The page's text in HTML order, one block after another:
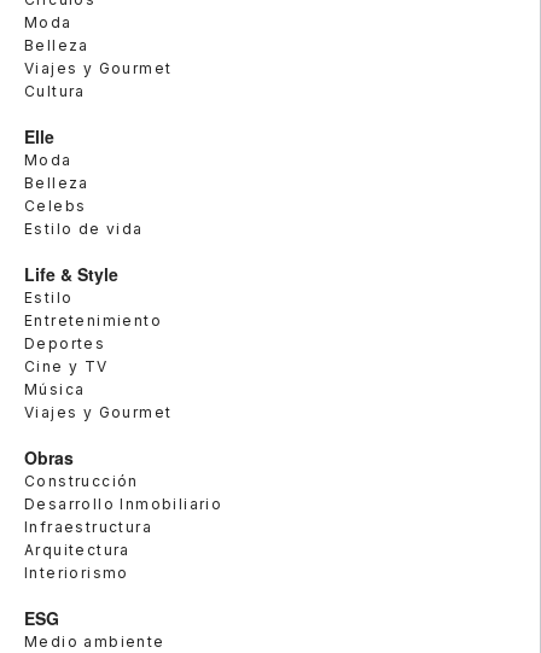
Moda
Belleza
Viajes y Gourmet
Cultura
Elle
Moda
Belleza
Celebs
Estilo de vida
Life & Style
Estilo
Entretenimiento
Deportes
Cine y TV
Música
Viajes y Gourmet
Obras
Construcción
Desarrollo Inmobiliario
Infraestructura
Arquitectura
Interiorismo
ESG
Medio ambiente